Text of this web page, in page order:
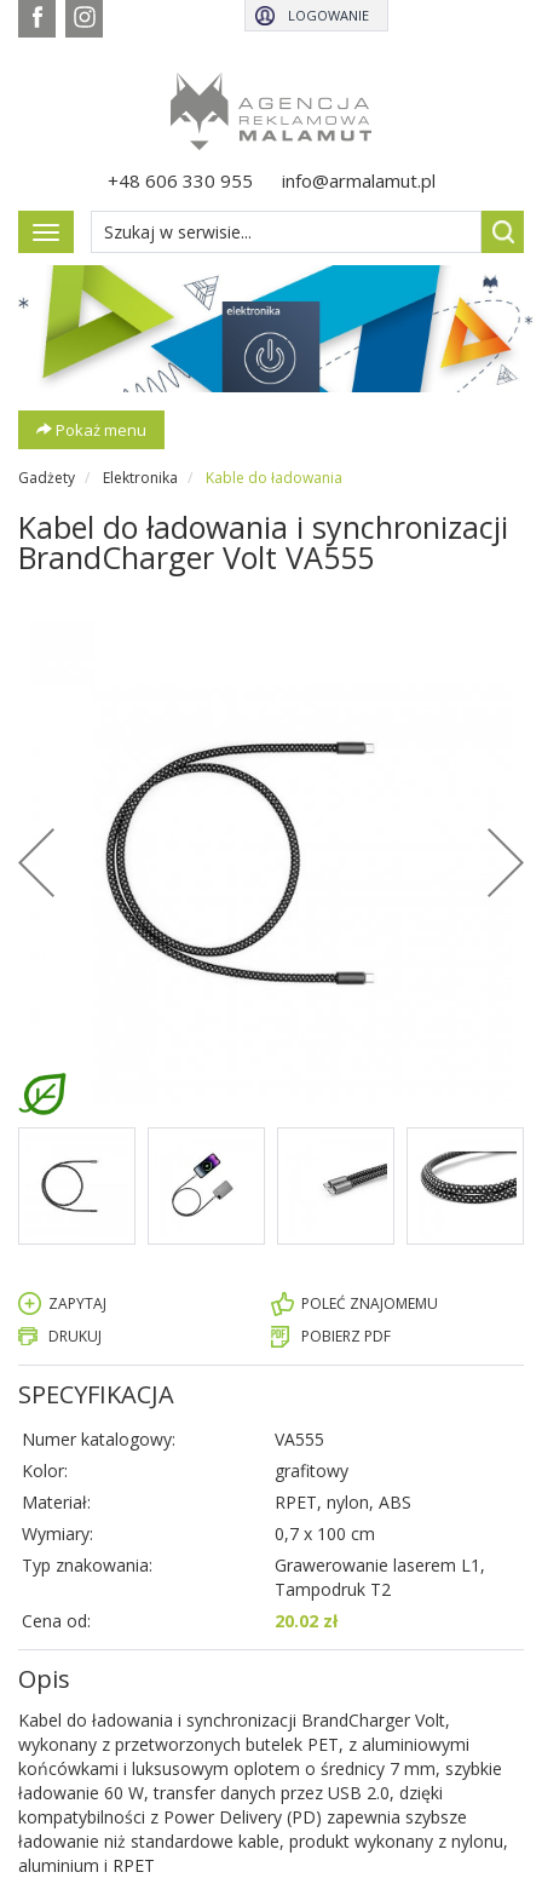
+48 606 330 955 info@armalamut.pl
LOGOWANIE
Pokaż
menu
Pokaż menu
Gadżety Elektronika Kable do ładowania
Kabel do ładowania i synchronizacji
BrandCharger Volt VA555
ZAPYTAJ
POLEĆ ZNAJOMEMU
DRUKUJ
POBIERZ PDF
SPECYFIKACJA
Numer katalogowy:
VA555
Kolor:
grafitowy
Materiał:
RPET, nylon, ABS
Wymiary:
0,7 x 100 cm
Typ znakowania:
Grawerowanie laserem L1,
Tampodruk T2
Cena od:
20.02 zł
Opis
Kabel do ładowania i synchronizacji BrandCharger Volt,
wykonany z przetworzonych butelek PET, z aluminiowymi
końcówkami i luksusowym oplotem o średnicy 7 mm, szybkie
ładowanie 60 W, transfer danych przez USB 2.0, dzięki
kompatybilności z Power Delivery (PD) zapewnia szybsze
ładowanie niż standardowe kable, produkt wykonany z nylonu,
aluminium i RPET